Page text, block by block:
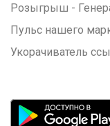
Розыгрыш -
Пульс нашего
Укорачиватель